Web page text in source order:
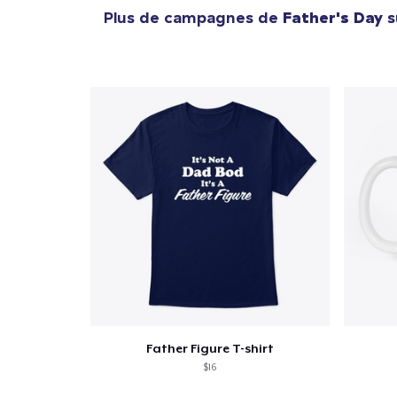
Plus de campagnes de Father's Day
Father Figure T-shirt
$16